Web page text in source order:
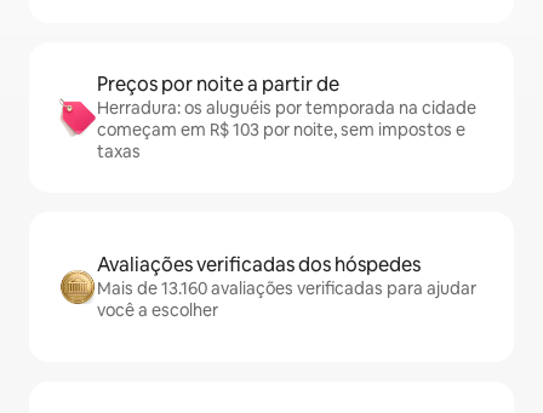
Preços por noite a partir de
Herradura: os aluguéis por temporada na cidade
começam em R$ 103 por noite, sem impostos e
taxas
Avaliações verificadas dos hóspedes
Mais de 13.160 avaliações verificadas para ajudar
você a escolher